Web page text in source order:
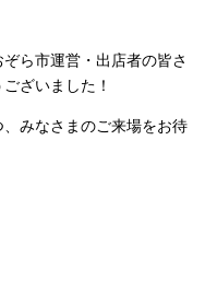
ら市運営・出店者の皆さ
ざいました！
みなさまのご来場をお待